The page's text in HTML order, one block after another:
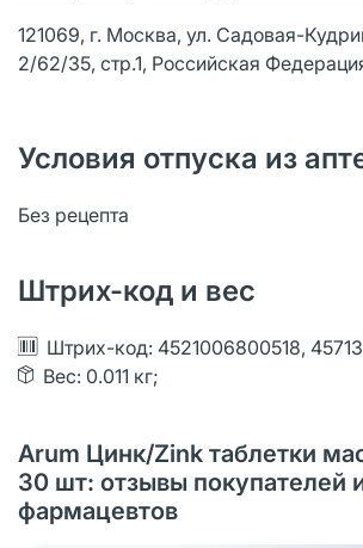
121069, г. Москва, ул. Садовая-
2/62/35, стр.1, Российская
Условия отпуска из
Без рецепта
Штрих-код и вес
Штрих-код: 4521006800518,
Вес: 0.011 кг;
Arum Цинк/Zink таблетки
30 шт: отзывы покупателей
фармацевтов